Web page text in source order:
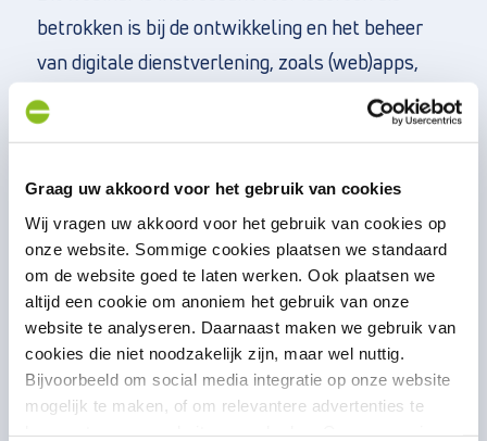
Graag uw akkoord voor het gebruik van cookies
Wij vragen uw akkoord voor het gebruik van cookies op
onze website. Sommige cookies plaatsen we standaard
om de website goed te laten werken. Ook plaatsen we
altijd een cookie om anoniem het gebruik van onze
website te analyseren. Daarnaast maken we gebruik van
cookies die niet noodzakelijk zijn, maar wel nuttig.
Bijvoorbeeld om social media integratie op onze website
mogelijk te maken, of om relevantere advertenties te
betrokken is bij de ontwikkeling en het beheer
van digitale dienstverlening, zoals (web)apps,
bedrijfsapplicaties en andere digitale
toepassingen. Dit geldt voor zowel professionals
bijvoorbeeld business- en IT-managers, maar ook
professionals met een directe rol in
softwareontwikkeltrajecten zoals product
owners, scrum masters, developers, testers,
informatieanalisten en designers.
Bekijkhierde replay van dit